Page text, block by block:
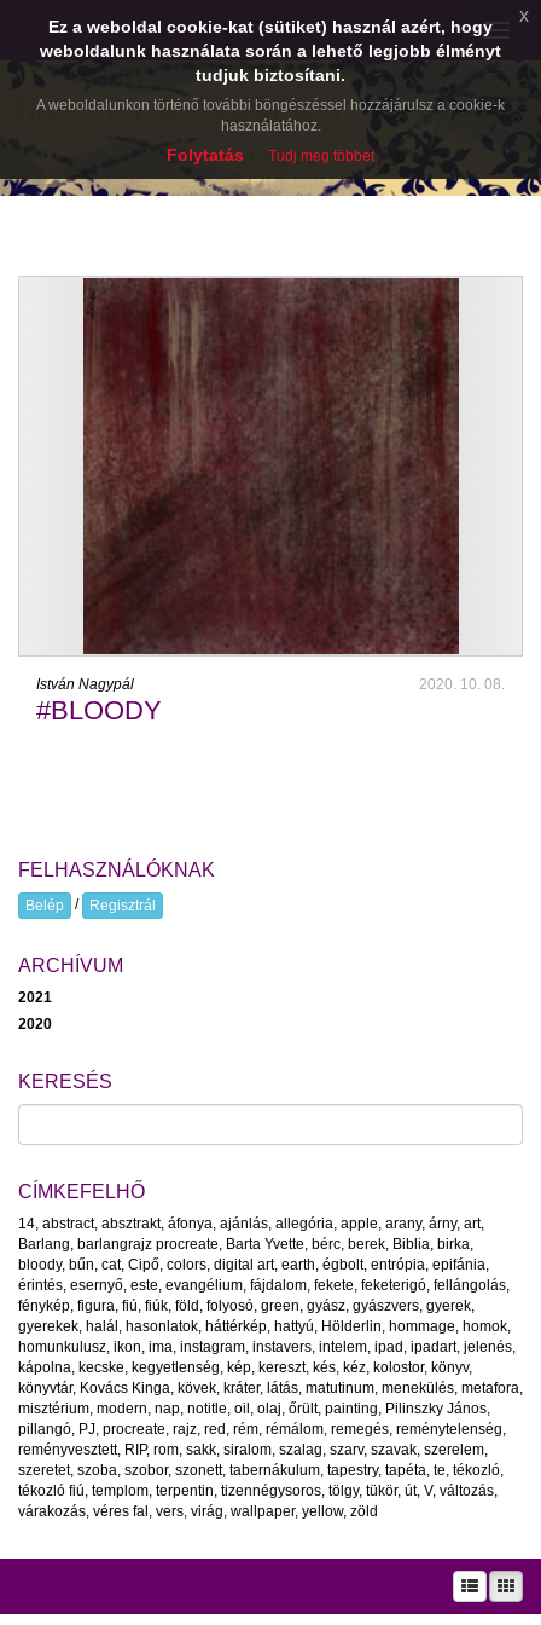
Toggle
István Nagypál 2020. 10. 08.
#BLOODY
FELHASZNÁLÓKNAK
Belép / Regisztrál
ARCHÍVUM
2021
2020
KERESÉS
CÍMKEFELHŐ
14, abstract, absztrakt, áfonya, ajánlás, allegória, apple, arany, árny, art,
Barlang, barlangrajz procreate, Barta Yvette, bérc, berek, Biblia, birka,
bloody, bűn, cat, Cipő, colors, digital art, earth, égbolt, entrópia, epifánia,
érintés, esernyő, este, evangélium, fájdalom, fekete, feketerigó, fellángolás,
fénykép, figura, fiú, fiúk, föld , folyosó, green, gyász, gyászvers, gyerek,
gyerekek, halál , hasonlatok, háttérkép, hattyú, Hölderlin, hommage, homok,
homunkulusz, ikon, ima, instagram, instavers, intelem, ipad , ipadart, jelenés,
kápolna, kecske, kegyetlenség, kép, kereszt, kés, kéz, kolostor, könyv,
könyvtár, Kovács Kinga, kövek, kráter, látás, matutinum, menekülés, metafora,
misztérium, modern, nap, notitle, oil , olaj, őrült, painting, Pilinszky János,
pillangó, PJ, procreate, rajz, red , rém, rémálom, remegés, reménytelenség,
reményvesztett, RIP, rom, sakk, siralom, szalag, szarv, szavak, szerelem,
szeretet, szoba, szobor, szonett, tabernákulum, tapestry, tapéta, te, tékozló,
tékozló fiú, templom, terpentin, tizennégysoros, tölgy, tükör, út, V, változás,
várakozás, véres fal , vers, virág, wallpaper, yellow, zöld
Ez a weboldal cookie-kat (sütiket) használ azért, hogy
weboldalunk használata során a lehető legjobb élményt
tudjuk biztosítani.
A weboldalunkon történő további böngészéssel hozzájárulsz a cookie-k
használatához.
Folytatás Tudj meg többet
x